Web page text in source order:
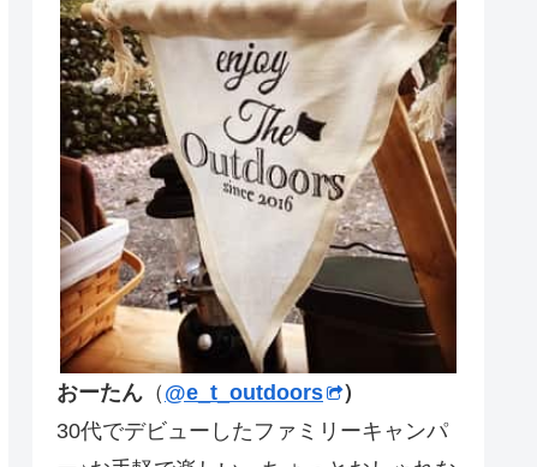
おーたん （ @e_t_outdoors
）
30代でデビューしたファミリーキャンパ